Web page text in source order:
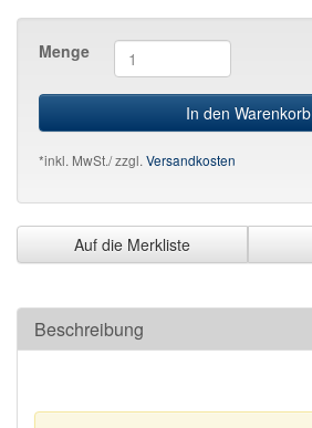
Menge
In den Warenkorb
*inkl. MwSt./ zzgl.Versandkosten
Auf die Merkliste
Beschreibung